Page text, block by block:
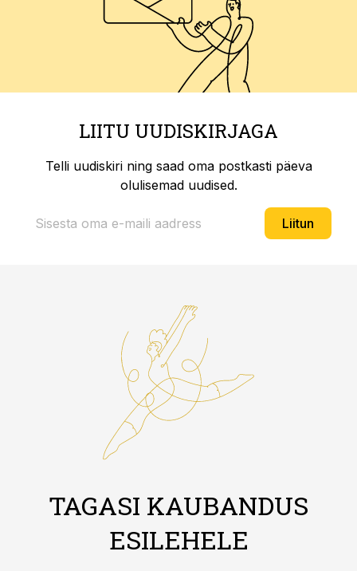
LIITU UUDISKIRJAGA
Telli uudiskiri ning saad oma postkasti päeva
olulisemad uudised.
Liitun
TAGASI KAUBANDUS
ESILEHELE